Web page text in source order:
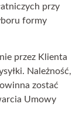
przy
formy
przez Klienta
Należność,
zostać
Umowy